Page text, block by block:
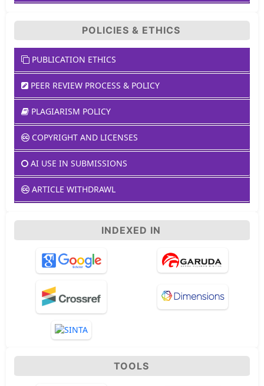
POLICIES & ETHICS
PUBLICATION ETHICS
PEER REVIEW PROCESS & POLICY
PLAGIARISM POLICY
COPYRIGHT AND LICENSES
AI USE IN SUBMISSIONS
ARTICLE WITHDRAWL
INDEXED IN
TOOLS